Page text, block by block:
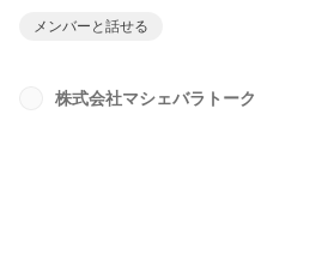
当していきます。
メンバーと話せる
株式会社マシェバラトーク